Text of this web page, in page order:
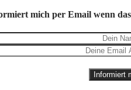
mich per Email wenn
Informiert